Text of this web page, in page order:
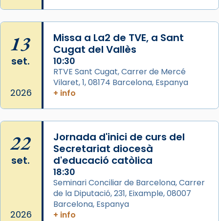
L’arquebisbe de Barcelona, el cardenal Joan
Josep Omella, ha presidit la missa i l’ha
concelebrat el bisbe auxiliar de Barcelona,
Mons. David Abadías.
📸 Dr. G. Simón
Arquebisbat de Barcelona
2 weeks ago
Memòria de les santes Juliana i
Semproniana, verges i màrtirs.
Acompanyant la història de sant Cugat, a
13
set.
2026
Missa a La2 de TVE, a Sant
Cugat del Vallès
10:30
RTVE Sant Cugat, Carrer de Mercé
Vilaret, 1, 08174 Barcelona, Espanya
+ info
22
set.
2026
Jornada d'inici de curs del
Secretariat diocesà
d'educació catòlica
18:30
Seminari Conciliar de Barcelona, Carrer
de la Diputació, 231, Eixample, 08007
Barcelona, Espanya
+ info